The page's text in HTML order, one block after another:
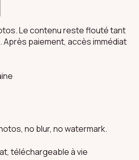
Le contenu reste flouté tant
Après paiement, accès immédiat
no blur, no watermark.
téléchargeable à vie